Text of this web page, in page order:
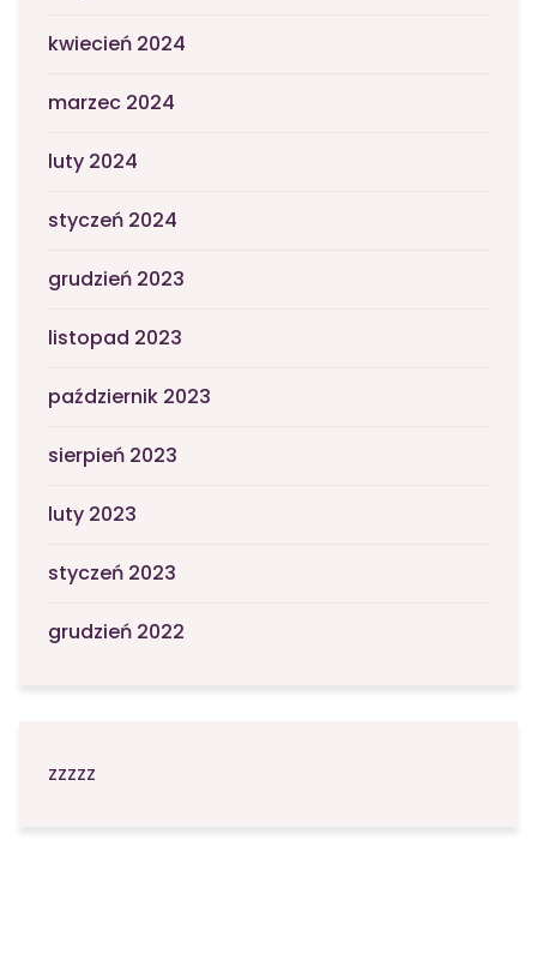
kwiecień 2024
marzec 2024
luty 2024
styczeń 2024
grudzień 2023
listopad 2023
październik 2023
sierpień 2023
luty 2023
styczeń 2023
grudzień 2022
zzzzz